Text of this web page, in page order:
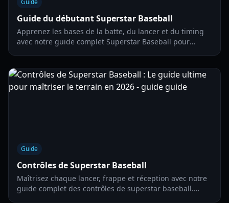
Guide
Guide du débutant Superstar Baseball
Apprenez les bases de la batte, du lancer et du timing
avec notre guide complet Superstar Baseball pour
Guide
Contrôles de Superstar Baseball
Maîtrisez chaque lancer, frappe et réception avec notre
guide complet des contrôles de superstar baseball.